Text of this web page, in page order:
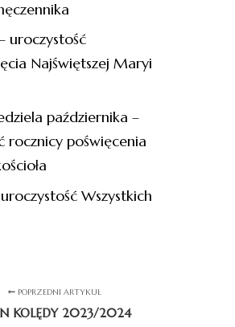
uroczystość
Najświętszej Maryi
października –
rocznicy poświęcenia
Wszystkich
POPRZEDNI ARTYKUŁ
KOLĘDY 2023/2024